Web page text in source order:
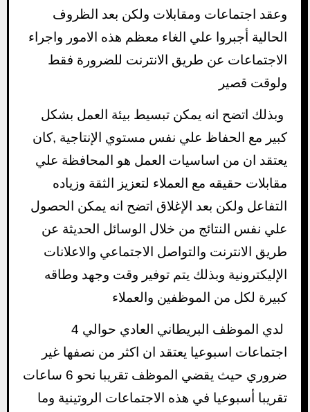
وعقد اجتماعات ومقابلات ولكن بعد الظروف
الحالية أجبروا علي الغاء معظم هذه الامور واجراء
الاجتماعات عن طريق الانترنت للضرورة فقط
ولوقت قصير
وبذلك اتضح انه يمكن تبسيط بيئة العمل بشكل
كبير مع الحفاظ علي نفس مستوي الإنتاجية ,كان
يعتقد ان من اساسيات العمل هو المحافظة علي
مقابلات حقيقه مع العملاء لتعزيز الثقة وزياده
التفاعل ولكن بعد الإغلاق اتضح انه يمكن الحصول
علي نفس النتائج من خلال الوسائل الحديثة عن
طريق الانترنت والتواصل الاجتماعي والاعلانات
الإليكترونية وبذلك يتم توفير وقت وجهد وطاقه
كبيرة لكل من الموظفين والعملاء
لدي الموظف البريطاني العادي حوالي 4
اجتماعات اسبوعيا يعتقد ان اكثر من نصفها غير
ضروري حيث يقضي الموظف تقريبا نحو 6 ساعات
تقريبا أسبوعيا في هذه الاجتماعات الروتينية وما